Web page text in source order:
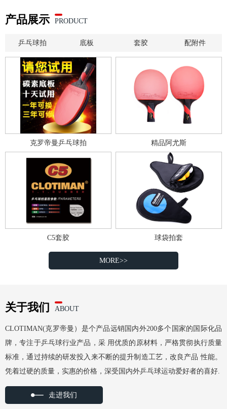
产品展示 PRODUCT
乒乓球拍 底板 套胶 配附件
克罗帝曼乒乓球拍 精品阿尤斯
C5套胶 球袋拍套
MORE>>
关于我们 ABOUT
CLOTIMAN(克罗帝曼）是个产品远销国内外200多个国家的国际化品
牌，专注于乒乓球行业产品，采 用优质的原材料，严格贯彻执行质量
标准，通过持续的研发投入来不断的提升制造工艺，改良产品 性能。
凭着过硬的质量，实惠的价格，深受国内外乒乓球运动爱好者的喜好.
走进我们